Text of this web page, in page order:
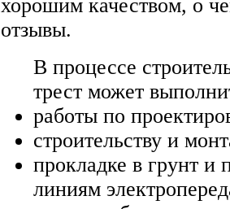
хорошим качеством, о
отзывы.
В процессе
трест может
работы по
строительству и
прокладке в грунт
линиям